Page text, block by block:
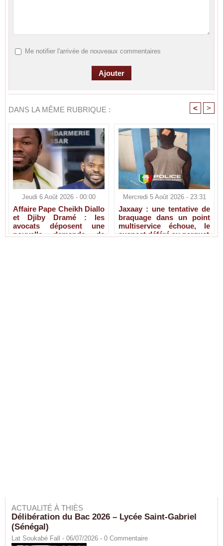
Me notifier l'arrivée de nouveaux commentaires
DANS LA MÊME RUBRIQUE : < >
Jeudi 6 Août 2026 - 00:00
Affaire Pape Cheikh Diallo
et Djiby Dramé : les
avocats déposent une
nouvelle demande de
Mercredi 5 Août 2026 - 23:31
Jaxaay : une tentative de
braquage dans un point
multiservice échoue, le
suspect déféré au parquet
ACTUALITÉ À THIÈS
Délibération du Bac 2026 – Lycée Saint-Gabriel
(Sénégal)
Lat Soukabé Fall - 06/07/2026 - 0 Commentaire